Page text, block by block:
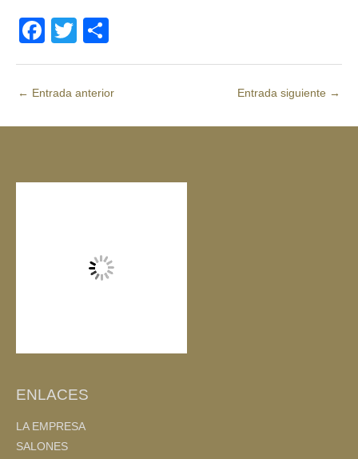
F
a
c
b
o
T
wi
tt
o
ar
← Entrada anterior Entrada siguiente →
ENLACES
LA EMPRESA
SALONES